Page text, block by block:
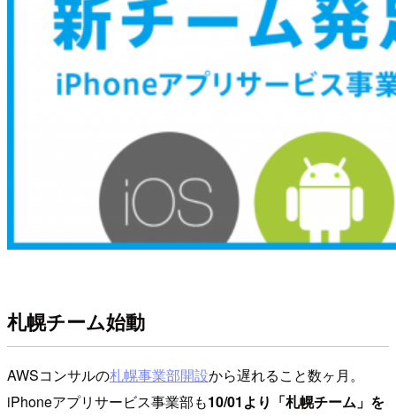
札幌チーム始動
AWSコンサルの札幌事業部開設から遅れること数ヶ月。
iPhoneアプリサービス事業部も10/01より「札幌チーム」を